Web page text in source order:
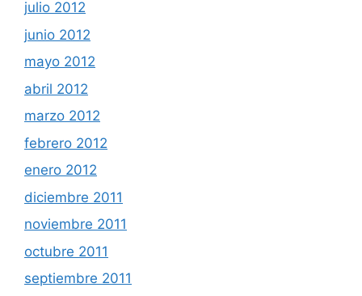
julio 2012
junio 2012
mayo 2012
abril 2012
marzo 2012
febrero 2012
enero 2012
diciembre 2011
noviembre 2011
octubre 2011
septiembre 2011